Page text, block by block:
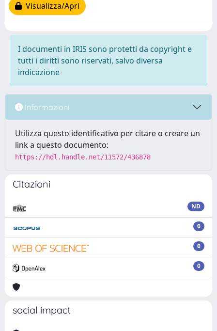
Visualizza/Apri
I documenti in IRIS sono protetti da copyright e
tutti i diritti sono riservati, salvo diversa
indicazione
Informazioni
Utilizza questo identificativo per citare o creare un
link a questo documento:
https://hdl.handle.net/11572/436878
Citazioni
ND
0
0
0
social impact